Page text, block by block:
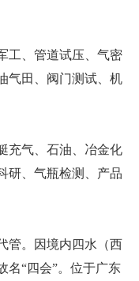
工、管道试压、气密
气田、阀门测试、机
充气、石油、冶金化
研、气瓶检测、产品
管。因境内四水（西
名“四会”。位于广东